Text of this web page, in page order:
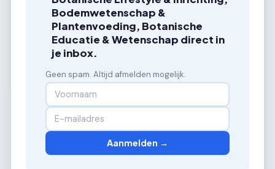
Bodemwetenschap &
Plantenvoeding, Botanische
Educatie & Wetenschap direct in
je inbox.
Geen spam. Altijd afmelden mogelijk.
Aanmelden →